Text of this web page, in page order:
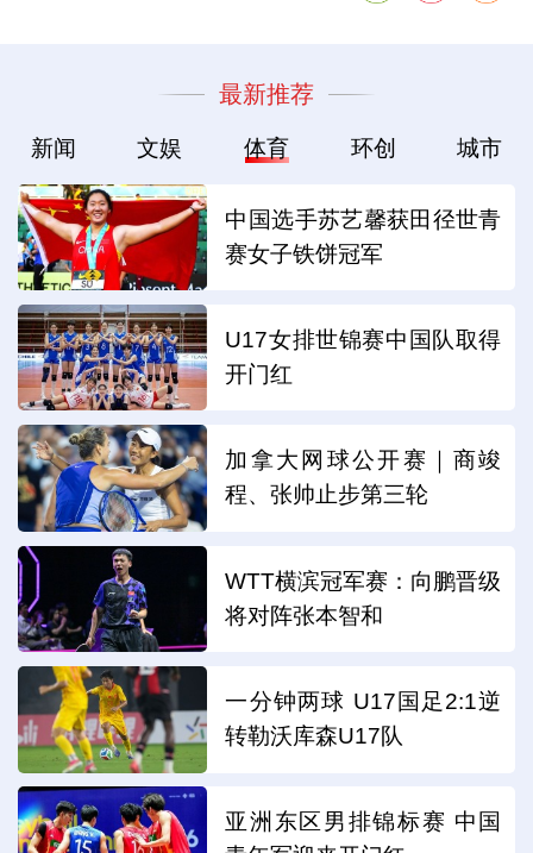
最新推荐
新闻 文娱 体育 环创 城市
中国选手苏艺馨获田径世青
赛女子铁饼冠军
U17女排世锦赛中国队取得
开门红
加拿大网球公开赛｜商竣
程、张帅止步第三轮
WTT横滨冠军赛：向鹏晋级
将对阵张本智和
一分钟两球 U17国足2:1逆
转勒沃库森U17队
亚洲东区男排锦标赛 中国